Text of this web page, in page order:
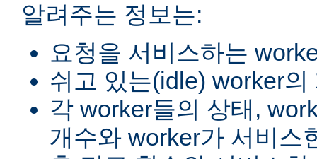
알려주는 정보는:
요청을 서비스하는
쉬고 있는(idle) worker의
각 worker들의 상태,
개수와 worker가 서비스